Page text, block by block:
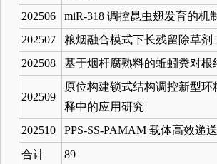
202506
miR-318 调控昆虫翅发育的
202507
粮烟融合模式下长残留除草
202508
基于烟杆腐熟料的蚯蚓粪对
202509
原位构建锁式结构调控新型
释中的应用研究
202510
PPS-SS-PAMAM 载体高效递
合计
89